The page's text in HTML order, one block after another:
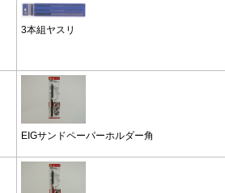
3本組ヤスリ
EIGサンドペーパーホルダー角